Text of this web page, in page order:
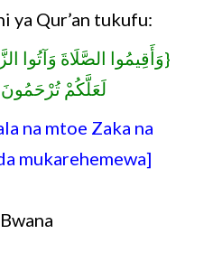
ya Qur’an tukufu:
{وَأَقِيمُوا الصَّلَاةَ وَآتُوا
لَعَلَّكُمْ
na mtoe Zaka na
mukarehemewa]